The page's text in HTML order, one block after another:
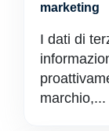
marketing
I dati di
marchio,...